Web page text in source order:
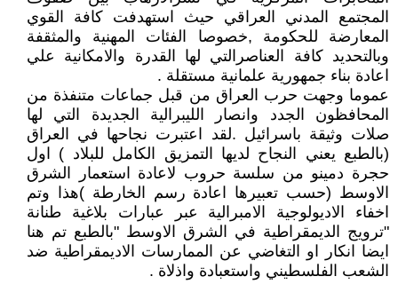
المجتمع المدني العراقي حيث استهدفت كافة القوي
المعارضة للحكومة ,خصوصا الفئات المهنية والمثقفة
وبالتحديد كافة العناصرالتي لها القدرة والامكانية علي
اعادة بناء جمهورية علمانية مستقلة .
عموما وجهت حرب العراق من قبل جماعات متنفذة من
المحافظون الجدد وانصار الليبرالية الجديدة التي لها
صلات وثيقة باسرائيل .لقد اعتبرت نجاحها في العراق
(بالطبع يعني النجاح لديها التمزيق الكامل للبلاد ) اول
حجرة دمينو من سلسة حروب لاعادة استعمار الشرق
الاوسط (حسب تعبيرها اعادة رسم الخارطة )هذا وتم
اخفاء الاديولوجية الامبرالية عبر عبارات بلاغية طنانة
"ترويج الديمقراطية في الشرق الاوسط "بالطبع تم هنا
ايضا انكار او التغاضي عن الممارسات الاديمقراطية ضد
الشعب الفلسطيني واستعبادة واذلاة .